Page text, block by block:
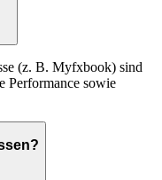
(z. B. Myfxbook) sind
Performance sowie